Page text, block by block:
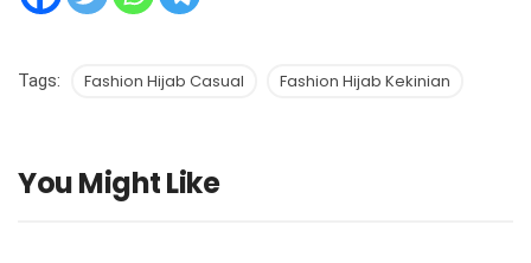
Tags: Fashion Hijab Casual Fashion Hijab Kekinian
You Might Like